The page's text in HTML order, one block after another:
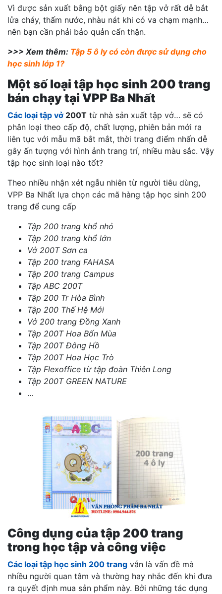
Vì được sản xuất bằng bột giấy nên tập vở rất dễ bắt
lửa cháy, thấm nước, nhàu nát khi có va chạm mạnh…
nên bạn cần phải bảo quản cẩn thận.
>>> Xem thêm: Tập 5 ô ly có còn được sử dụng cho
học sinh lớp 1?
Một số loại tập học sinh 200 trang
bán chạy tại VPP Ba Nhất
Các loại tập vở 200T từ nhà sản xuất tập vở… sẽ có
phân loại theo cấp độ, chất lượng, phiên bản mới ra
liên tục với mẫu mã bắt mắt, thời trang điểm nhấn dễ
gây ấn tượng với hình ảnh trang trí, nhiều màu sắc. Vậy
tập học sinh loại nào tốt?
Theo nhiều nhận xét ngẫu nhiên từ người tiêu dùng,
VPP Ba Nhất lựa chọn các mã hàng tập học sinh 200
trang để cung cấp
Tập 200 trang khổ nhỏ
Tập 200 trang khổ lớn
Vở 200T Sơn ca
Tập 200 trang FAHASA
Tập 200 trang Campus
Tập ABC 200T
Tập 200 Tr Hòa Bình
Tập 200 Thế Hệ Mới
Vở 200 trang Đồng Xanh
Tập 200T Hoa Bốn Mùa
Tập 200T Đông Hồ
Tập 200T Hoa Học Trò
Tập Flexoffice từ tập đoàn Thiên Long
Tập 200T GREEN NATURE
…
Công dụng của tập 200 trang
trong học tập và công việc
Các loại tập học sinh 200 trang vẫn là vấn đề mà
nhiều người quan tâm và thường hay nhắc đến khi đưa
ra quyết định mua sản phẩm này. Bởi những tác dụng